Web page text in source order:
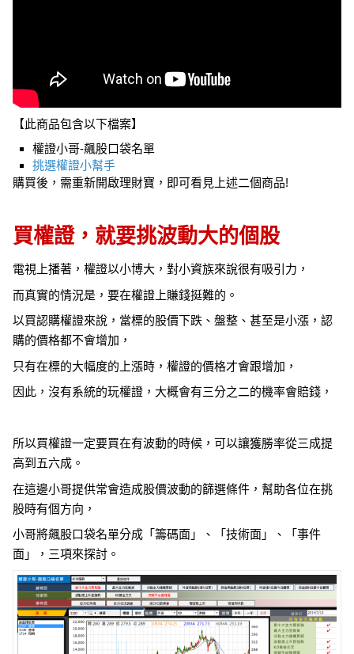
【此商品包含以下檔案】
權證小哥-飆股口袋名單
挑選權證小幫手
購買後，需重新開啟理財寶，即可看見上述二個商品!
買權證，就要挑波動大的個股
電視上播著，權證以小博大，對小資族來說很有吸引力，
而真實的情況是，要在權證上賺錢挺難的。
以買認購權證來說，當標的股價下跌、盤整、甚至是小漲，認
購的價格都不會增加，
只有在標的大幅度的上漲時，權證的價格才會跟增加，
因此，沒有系統的玩權證，大概會有三分之二的機率會賠錢，
所以買權證一定要買在有波動的時候，可以讓獲勝率從三成提
高到五六成。
在這邊小哥提供常會造成股價波動的篩選條件，幫助各位在挑
股時有個方向，
小哥將飆股口袋名單分成「籌碼面」、「技術面」、「事件
面」，三項來探討。